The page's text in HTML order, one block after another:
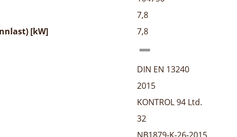
7,8
[kW]
7,8
DIN EN 13240
2015
KONTROL 94 Ltd.
32